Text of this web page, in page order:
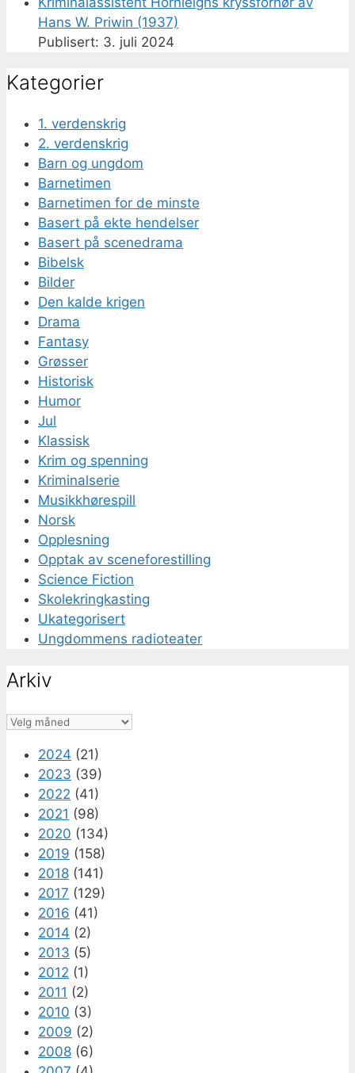
Hans W. Priwin (1937)
3. juli 2024
Kategorier
1. verdenskrig
2. verdenskrig
Barn og ungdom
Barnetimen
Barnetimen for de minste
Basert på ekte hendelser
Basert på scenedrama
Bibelsk
Bilder
Den kalde krigen
Drama
Fantasy
Grøsser
Historisk
Humor
Jul
Klassisk
Krim og spenning
Kriminalserie
Musikkhørespill
Norsk
Opplesning
Opptak av sceneforestilling
Science Fiction
Skolekringkasting
Ukategorisert
Ungdommens radioteater
Arkiv
Arkiv
2024 (21)
2023 (39)
2022 (41)
2021 (98)
2020 (134)
2019 (158)
2018 (141)
2017 (129)
2016 (41)
2014 (2)
2013 (5)
2012 (1)
2011 (2)
2010 (3)
2009 (2)
2008 (6)